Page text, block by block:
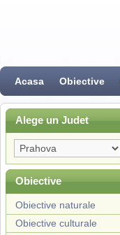
Acasa Obiective
Alege un Judet
Obiective
Obiective naturale
Obiective culturale